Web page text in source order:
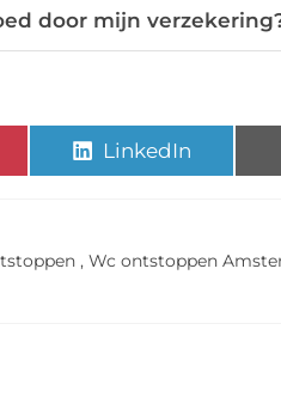
door mijn
LinkedIn
, Wc ontstoppen